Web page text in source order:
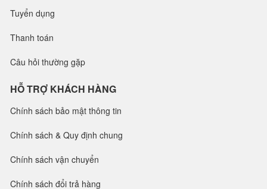
Tuyển dụng
Thanh toán
Câu hỏi thường gặp
HỖ TRỢ KHÁCH HÀNG
Chính sách bảo mật thông tin
Chính sách & Quy định chung
Chính sách vận chuyển
Chính sách đổi trả hàng